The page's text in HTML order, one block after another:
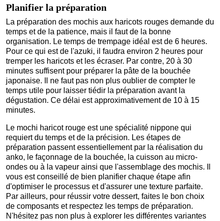
Planifier la préparation
La préparation des mochis aux haricots rouges demande du
temps et de la patience, mais il faut de la bonne
organisation. Le temps de trempage idéal est de 6 heures.
Pour ce qui est de l'azuki, il faudra environ 2 heures pour
tremper les haricots et les écraser. Par contre, 20 à 30
minutes suffisent pour préparer la pâte de la bouchée
japonaise. Il ne faut pas non plus oublier de compter le
temps utile pour laisser tiédir la préparation avant la
dégustation. Ce délai est approximativement de 10 à 15
minutes.
Le mochi haricot rouge est une spécialité nippone qui
requiert du temps et de la précision. Les étapes de
préparation passent essentiellement par la réalisation du
anko, le façonnage de la bouchée, la cuisson au micro-
ondes ou à la vapeur ainsi que l'assemblage des mochis. Il
vous est conseillé de bien planifier chaque étape afin
d'optimiser le processus et d'assurer une texture parfaite.
Par ailleurs, pour réussir votre dessert, faites le bon choix
de composants et respectez les temps de préparation.
N'hésitez pas non plus à explorer les différentes variantes